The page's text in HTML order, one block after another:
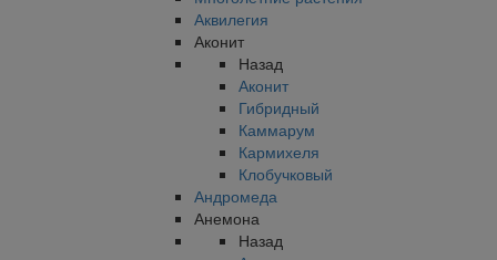
Аквилегия
Аконит
Назад
Аконит
Гибридный
Каммарум
Кармихеля
Клобучковый
Андромеда
Анемона
Назад